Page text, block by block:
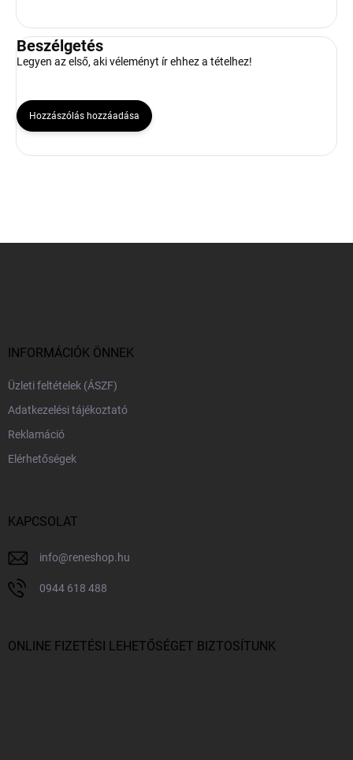
Beszélgetés
Legyen az első, aki véleményt ír ehhez a tételhez!
Hozzászólás hozzáadása
INFORMÁCIÓK ÖNNEK
Üzleti feltételek (ÁSZF)
Adatkezelési tájékoztató
Reklamáció
Elérhetőségek
KAPCSOLAT
info@reneshop.hu
0944 618 488
ONLINE FIZETÉSI LEHETŐSÉGET BIZTOSÍTUNK